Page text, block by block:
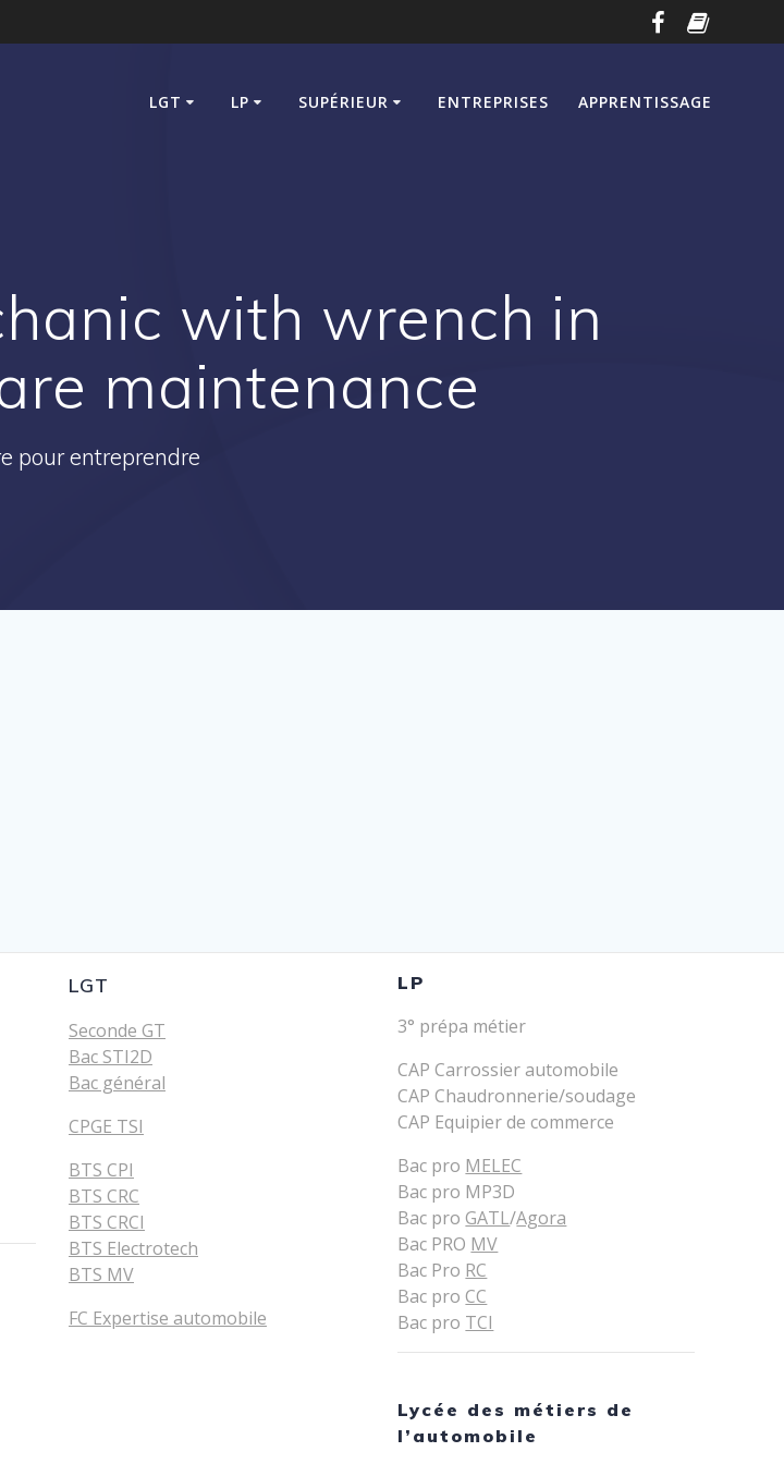
LGT LP SUPÉRIEUR ENTREPRISES APPRENTISSAGE
with wrench in
maintenance
pour entreprendre
LGT
Seconde GT
Bac STI2D
Bac général
CPGE TSI
BTS CPI
BTS CRC
BTS CRCI
BTS Electrotech
BTS MV
FC Expertise automobile
LP
3° prépa métier
CAP Carrossier automobile
CAP Chaudronnerie/soudage
CAP Equipier de commerce
Bac pro MELEC
Bac pro MP3D
Bac pro GATL/Agora
Bac PRO MV
Bac Pro RC
Bac pro CC
Bac pro TCI
Lycée des métiers de
l’automobile